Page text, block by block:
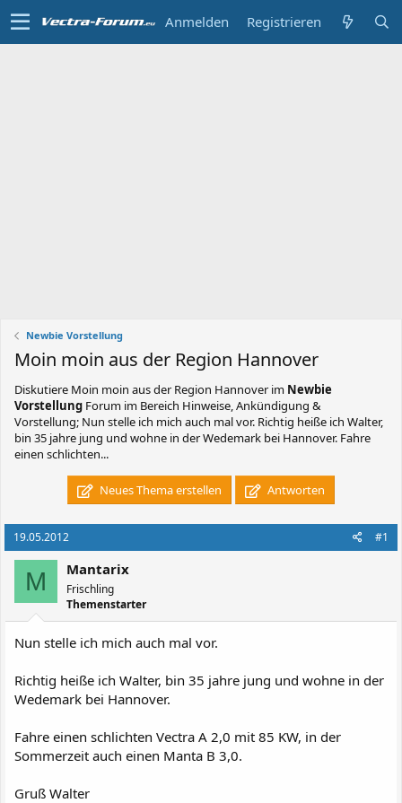
Anmelden Registrieren
Newbie Vorstellung
Moin moin aus der Region Hannover
Diskutiere Moin moin aus der Region Hannover im Newbie
Vorstellung Forum im Bereich Hinweise, Ankündigung &
Vorstellung; Nun stelle ich mich auch mal vor. Richtig heiße ich Walter,
bin 35 jahre jung und wohne in der Wedemark bei Hannover. Fahre
einen schlichten...
Neues Thema erstellen Antworten
19.05.2012 #1
M Mantarix
Frischling
Themenstarter
Nun stelle ich mich auch mal vor.
Richtig heiße ich Walter, bin 35 jahre jung und wohne in der
Wedemark bei Hannover.
Fahre einen schlichten Vectra A 2,0 mit 85 KW, in der
Sommerzeit auch einen Manta B 3,0.
Gruß Walter